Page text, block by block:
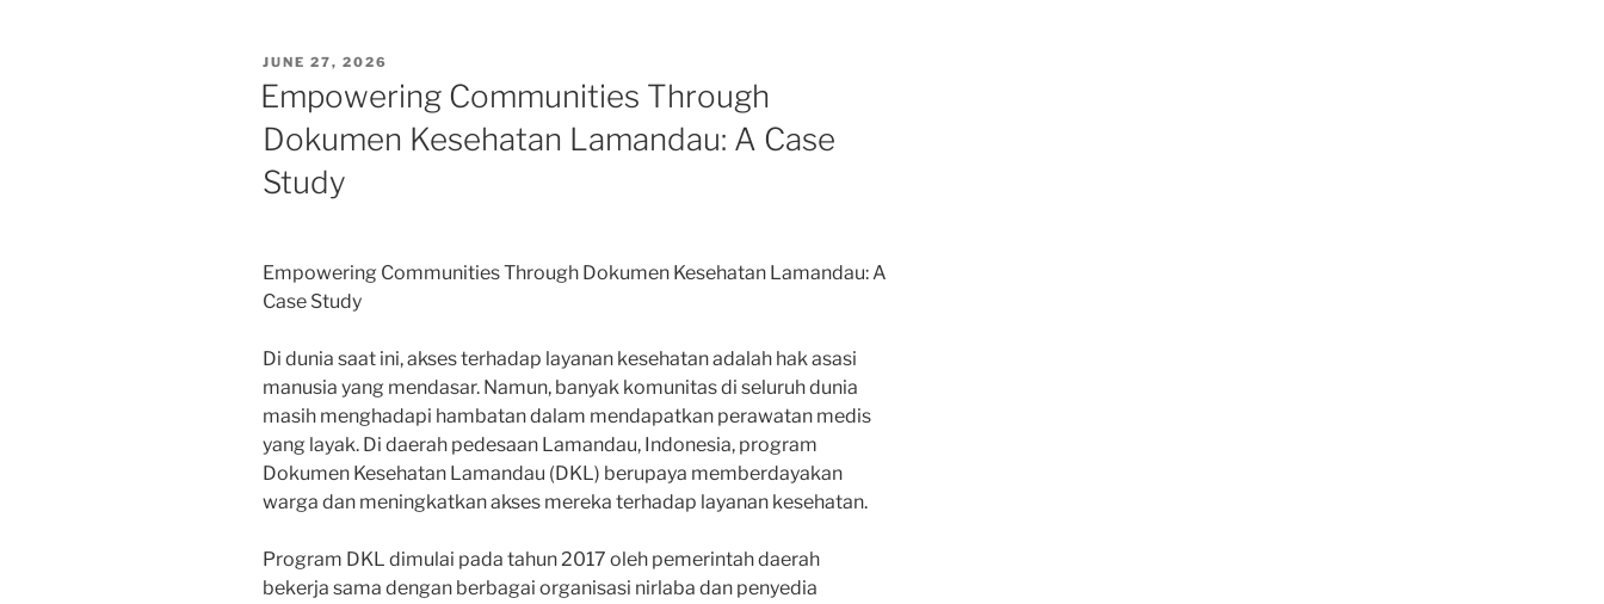
POSTED
ON
JUNE 27, 2026
Empowering Communities Through
Dokumen Kesehatan Lamandau: A Case
Study
Empowering Communities Through Dokumen Kesehatan Lamandau: A
Case Study
Di dunia saat ini, akses terhadap layanan kesehatan adalah hak asasi
manusia yang mendasar. Namun, banyak komunitas di seluruh dunia
masih menghadapi hambatan dalam mendapatkan perawatan medis
yang layak. Di daerah pedesaan Lamandau, Indonesia, program
Dokumen Kesehatan Lamandau (DKL) berupaya memberdayakan
warga dan meningkatkan akses mereka terhadap layanan kesehatan.
Program DKL dimulai pada tahun 2017 oleh pemerintah daerah
bekerja sama dengan berbagai organisasi nirlaba dan penyedia